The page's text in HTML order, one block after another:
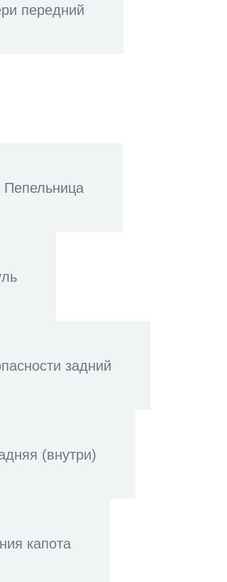
передний
Пепельница
задний
(внутри)
капота